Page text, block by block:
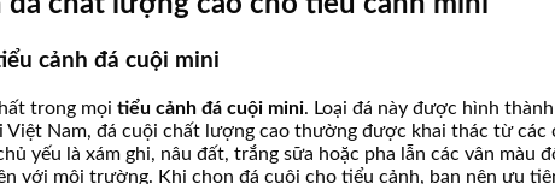
cảnh đá cuội mini
trong mọi tiểu cảnh đá cuội mini. Loại đá này được hình
Nam, đá cuội chất lượng cao thường được khai thác từ các
yếu là xám ghi, nâu đất, trắng sữa hoặc pha lẫn các vân
với môi trường. Khi chọn đá cuội cho tiểu cảnh, bạn nên ưu